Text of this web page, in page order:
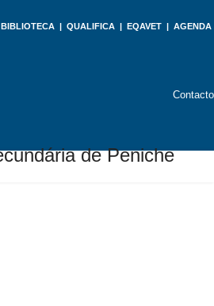
BIBLIOTECA | QUALIFICA | EQAVET | AGENDA